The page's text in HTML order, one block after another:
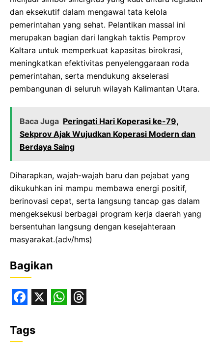
dan eksekutif dalam mengawal tata kelola
pemerintahan yang sehat. Pelantikan massal ini
merupakan bagian dari langkah taktis Pemprov
Kaltara untuk memperkuat kapasitas birokrasi,
meningkatkan efektivitas penyelenggaraan roda
pemerintahan, serta mendukung akselerasi
pembangunan di seluruh wilayah Kalimantan Utara.
Baca Juga Peringati Hari Koperasi ke-79,
Sekprov Ajak Wujudkan Koperasi Modern dan
Berdaya Saing
Diharapkan, wajah-wajah baru dan pejabat yang
dikukuhkan ini mampu membawa energi positif,
berinovasi cepat, serta langsung tancap gas dalam
mengeksekusi berbagai program kerja daerah yang
bersentuhan langsung dengan kesejahteraan
masyarakat.(adv/hms)
Bagikan
a
c
Tags